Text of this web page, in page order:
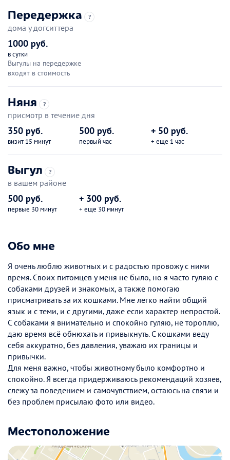
Передержка ?
дома у догситтера
1000 руб.
в сутки
Выгулы на передержке
входят в стоимость
Няня ?
присмотр в течение дня
350 руб.
визит 15 минут
500 руб.
первый час
+ 50 руб.
+ еще 1 час
Выгул ?
в вашем районе
500 руб.
первые 30 минут
+ 300 руб.
+ еще 30 минут
Обо мне
Я очень люблю животных и с радостью провожу с ними
время. Своих питомцев у меня не было, но я часто гуляю с
собаками друзей и знакомых, а также помогаю
присматривать за их кошками. Мне легко найти общий
язык и с теми, и с другими, даже если характер непростой.
С собаками я внимательно и спокойно гуляю, не тороплю,
даю время всё обнюхать и привыкнуть. С кошками веду
себя аккуратно, без давления, уважаю их границы и
привычки.
Для меня важно, чтобы животному было комфортно и
спокойно. Я всегда придерживаюсь рекомендаций хозяев,
слежу за поведением и самочувствием, остаюсь на связи и
без проблем присылаю фото или видео.
Местоположение